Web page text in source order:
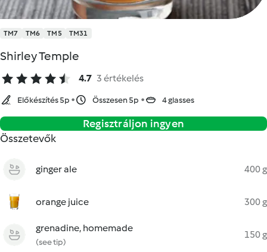
TM7 TM6 TM5 TM31
Shirley Temple
4.7 3 értékelés
Előkészítés 5p Összesen 5p 4 glasses
Regisztráljon ingyen
Összetevők
ginger ale 400 g
orange juice 300 g
grenadine, homemade
(see tip)
150 g